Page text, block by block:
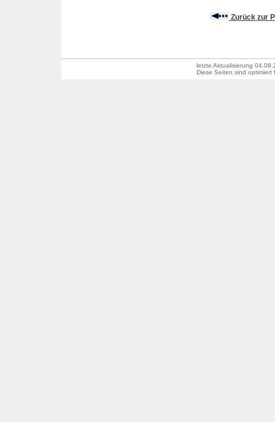
Zurück zur
letzte Aktualisierung
Diese Seiten sind